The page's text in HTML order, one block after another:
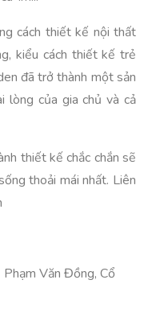
cách thiết kế nội thất
kiểu cách thiết kế trẻ
đã trở thành một sản
lòng của gia chủ và cả
thiết kế chắc chắn sẽ
thoải mái nhất. Liên
Văn Đồng, Cổ